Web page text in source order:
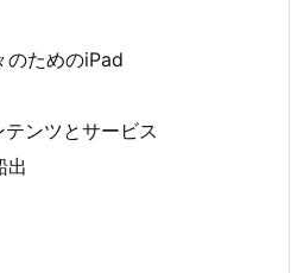
のためのiPad
ンツとサービス
出